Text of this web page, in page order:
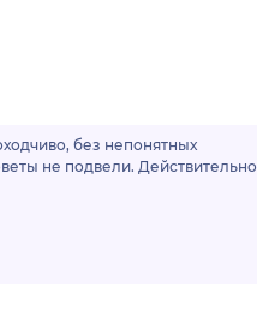
без непонятных
не подвели. Действительно